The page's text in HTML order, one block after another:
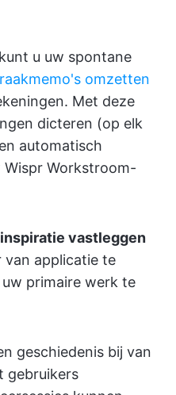
u uw spontane
omzetten
Met deze
dicteren (op elk
automatisch
Workstroom-
inspiratie vastleggen
van applicatie te
primaire werk te
geschiedenis bij van
gebruikers